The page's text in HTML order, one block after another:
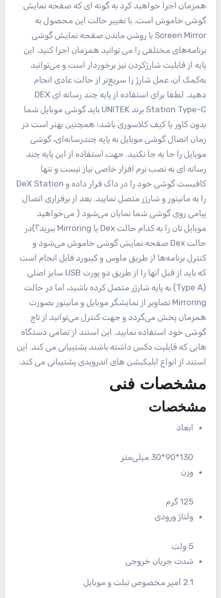
همزمان اجرا خواهید کرد به گونه ای که صفحه نمایش
گوشی خاموش است. با تغییر حالت این محصول به
Screen Mirror با روشن‌ ماندن صفحه‌ نمایش گوشی
برنامه‌های مختلفی را می توانید همزمان اجرا کنید. این
پایه از قابلیت شارژکردن نیز برخوردار است و می‌توانید
به‌کمک آن، عمل شارژ را سریع‌تر از حالت عادی انجام
دهید. لطفا برای استفاده از پایه چند رسانه ای DEX
Station Type-C برند UNITEK باید گوشی موبایل شما
بدون کاور یا کیف کلاسوری باشد؛ همچنین بهتر است در
زمان اتصال گوشی موبایل به پایه چندرسانه‌ای، گوشی
موبایل را جا به‌ جا نکنید. جهت استفاده از این پایه چند
رسانه‌ ای به نصب نرم افزار خاصی نیاز نیست و تنها
کافیست گوشی خود را در داک قرار داده و DeX Station
را به مانیتور و شارژر متصل نمایید. بعد از برقراری اتصال
پیامی روی گوشی شما نمایان می‌شود ( می‌خواهید
موبایل تان را به کدام حالت Dex یا Mirroring ببرید؟)در
حالت Dex صفحه نمایش گوشی خاموش می‌شود و
کنترل برنامه‌ها از طریق ماوس و کیبورد قابل انجام است
که باید از قبل آنها را از طریق دو پورت USB سایز اصلی
(Type A) به پایه شارژر متصل کرده باشید، اما در حالت
Mirroring تصاویر از نمایشگر موبایل و مانیتور بصورت
همزمان پخش می‌گردد و جهت کنترل می‌توانید از تاچ
گوشی خود استفاده نمایید. این استند از تمامی دستگاه
هایی که قابلیت دکس داشته باشند پشتیبانی می کند. این
استند از انواع اپلیکیشن های اندرویدی پشتیبانی می کند.
مشخصات فنی
مشخصات
ابعاد
130*90*30 میلی‌متر
وزن
125 گرم
ولتاژ ورودی
5 ولت
شدت جریان خروجی
2.1 آمپر مخصوص تبلت و موبایل